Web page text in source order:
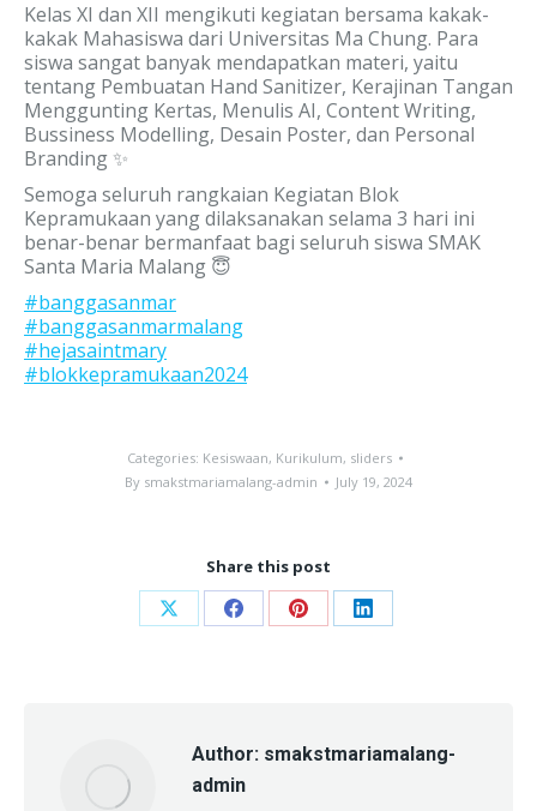
Kelas XI dan XII mengikuti kegiatan bersama kakak-
kakak Mahasiswa dari Universitas Ma Chung. Para
siswa sangat banyak mendapatkan materi, yaitu
tentang Pembuatan Hand Sanitizer, Kerajinan Tangan
Menggunting Kertas, Menulis AI, Content Writing,
Bussiness Modelling, Desain Poster, dan Personal
Branding ✨
Semoga seluruh rangkaian Kegiatan Blok
Kepramukaan yang dilaksanakan selama 3 hari ini
benar-benar bermanfaat bagi seluruh siswa SMAK
Santa Maria Malang 😇
#banggasanmar
#banggasanmarmalang
#hejasaintmary
#blokkepramukaan2024
Categories: Kesiswaan, Kurikulum, sliders
By smakstmariamalang-admin July 19, 2024
Share this post
Share Share Share Share
Author: smakstmariamalang-
admin